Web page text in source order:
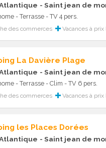
- Saint jean de
- Terrasse - TV 4 pers.
des commerces Vacances à prix
La Davière Plage
- Saint jean de
- Terrasse - Clim - TV 6 pers.
des commerces Vacances à prix
les Places Dorées
- Saint jean de